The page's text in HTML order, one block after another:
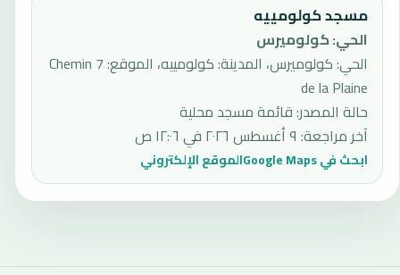
مسجد كولومييه
الحي:كولوميرس
الحي: كولوميرس، المدينة: كولومييه، الموقع: 7 Chemin
de la Plaine
حالة المصدر:قائمة مسجد محلية
آخر مراجعة: ٩ أغسطس ٢٠٢٦ في ١٢:٠٦ ص
ابحث في Google Maps الموقع الإلكتروني